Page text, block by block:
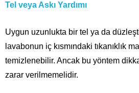
Tel veya Askı Yardımı
Uygun uzunlukta bir tel ya da
lavabonun iç kısmındaki tıkanıklık
temizlenebilir. Ancak bu yöntem
zarar verilmemelidir.